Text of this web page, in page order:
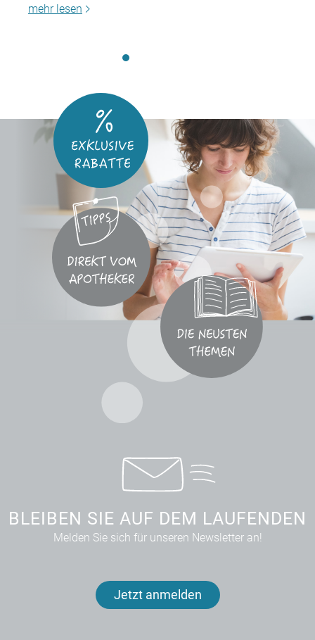
mehr lesen
BLEIBEN SIE AUF DEM LAUFENDEN
Melden Sie sich für unseren Newsletter an!
Jetzt anmelden